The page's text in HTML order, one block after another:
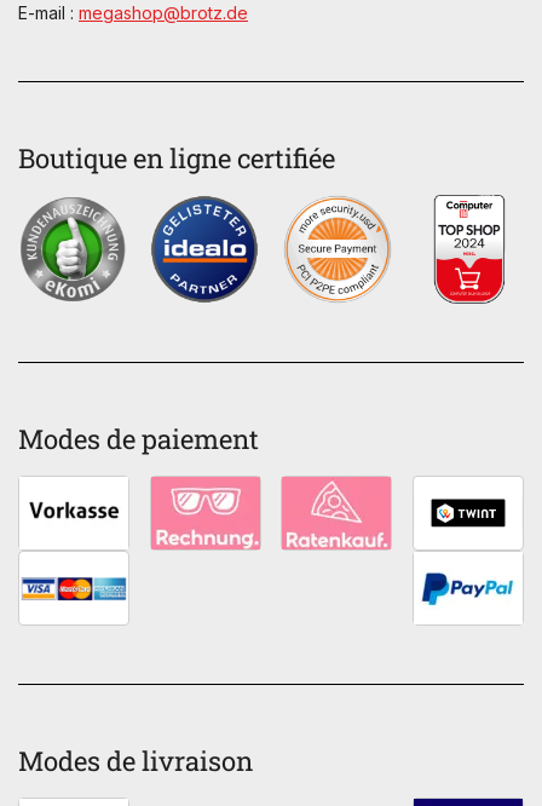
E-mail : megashop@brotz.de
Boutique en ligne certifiée
Modes de paiement
Modes de livraison